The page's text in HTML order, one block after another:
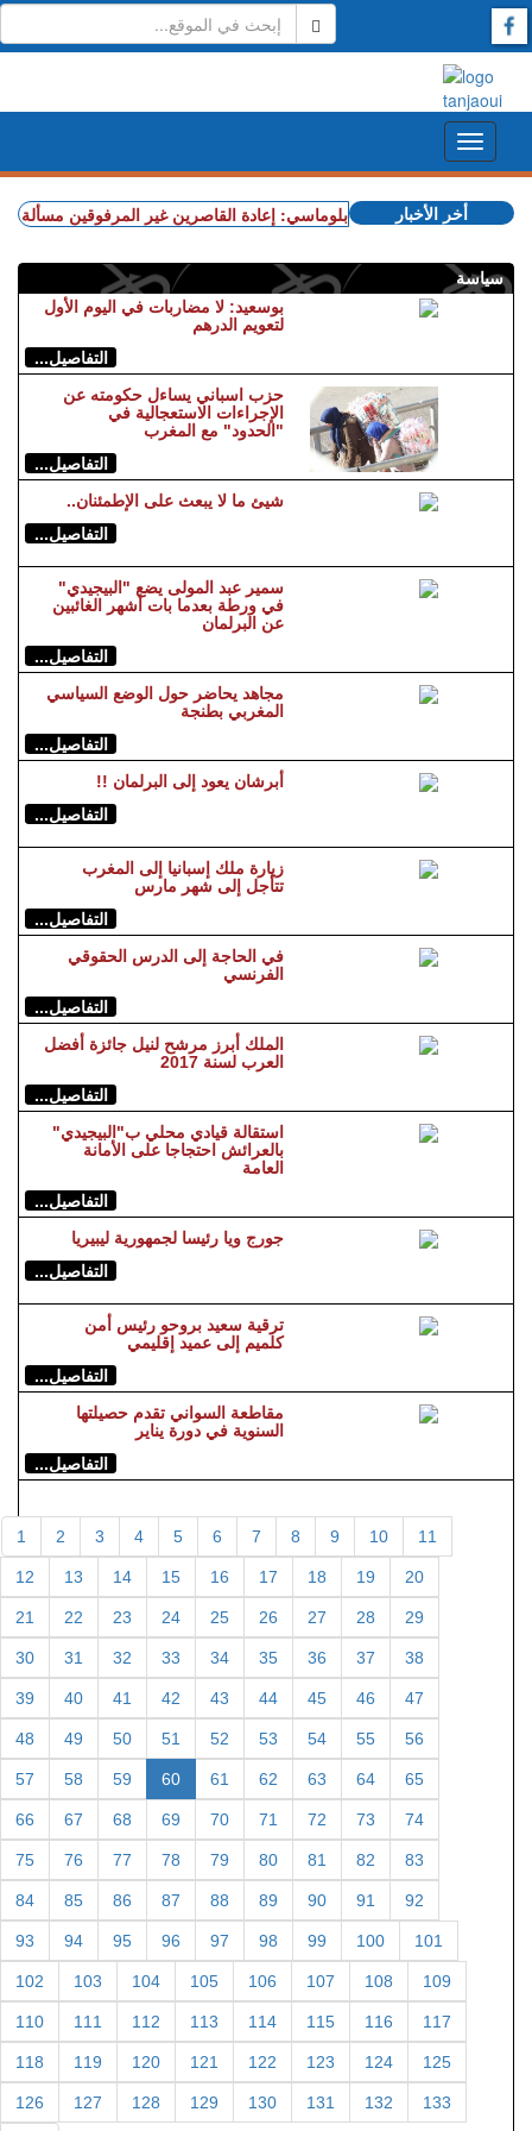
+ مصدر دبلوماسي: إعادة القاصرين غير المرفوقين مسألة مبدأأخر الأخبار
سياسة
بوسعيد: لا مضاربات في اليوم الأول
لتعويم الدرهم
التفاصيل...
حزب اسباني يساءل حكومته عن
الإجراءات الاستعجالية في
"الحدود" مع المغرب
التفاصيل...
شيئ ما لا يبعث على الإطمئنان..
التفاصيل...
سمير عبد المولى يضع "البيجيدي"
في ورطة بعدما بات أشهر الغائبين
عن البرلمان
التفاصيل...
مجاهد يحاضر حول الوضع السياسي
المغربي بطنجة
التفاصيل...
أبرشان يعود إلى البرلمان !!
التفاصيل...
زيارة ملك إسبانيا إلى المغرب
تتأجل إلى شهر مارس
التفاصيل...
في الحاجة إلى الدرس الحقوقي
الفرنسي
التفاصيل...
الملك أبرز مرشح لنيل جائزة أفضل
العرب لسنة 2017
التفاصيل...
استقالة قيادي محلي ب"البيجيدي"
بالعرائش احتجاجا على الأمانة
العامة
التفاصيل...
جورج ويا رئيسا لجمهورية ليبيريا
التفاصيل...
ترقية سعيد بروحو رئيس أمن
كلميم إلى عميد إقليمي
التفاصيل...
مقاطعة السواني تقدم حصيلتها
السنوية في دورة يناير
التفاصيل...
1 2 3 4 5 6 7 8 9 10 11
12 13 14 15 16 17 18 19 20
21 22 23 24 25 26 27 28 29
30 31 32 33 34 35 36 37 38
39 40 41 42 43 44 45 46 47
48 49 50 51 52 53 54 55 56
57 58 59 60 61 62 63 64 65
66 67 68 69 70 71 72 73 74
75 76 77 78 79 80 81 82 83
84 85 86 87 88 89 90 91 92
93 94 95 96 97 98 99 100 101
102 103 104 105 106 107 108 109
110 111 112 113 114 115 116 117
118 119 120 121 122 123 124 125
126 127 128 129 130 131 132 133